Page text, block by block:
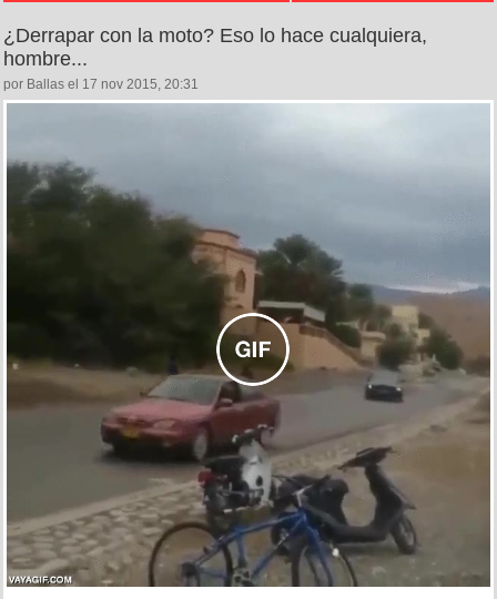
¿Derrapar con la moto? Eso lo hace cualquiera,
hombre...
por Ballas el 17 nov 2015, 20:31